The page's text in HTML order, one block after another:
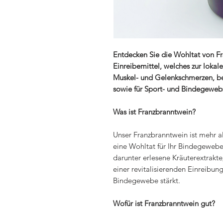
Entdecken Sie die Wohltat von
Einreibemittel, welches zur
Muskel- und Gelenkschmerzen,
sowie für Sport- und
Was ist Franzbranntwein?
Unser Franzbranntwein ist mehr
eine Wohltat für Ihr
darunter erlesene
einer revitalisierenden
Bindegewebe stärkt.
Wofür ist Franzbranntwein gut?